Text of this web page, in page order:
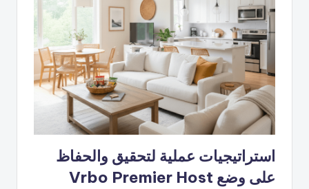
استراتيجيات عملية لتحقيق والحفاظ
على وضع Vrbo Premier Host